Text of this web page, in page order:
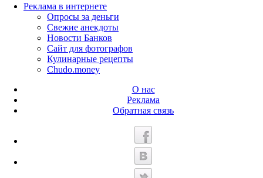
Реклама в интернете
Опросы за деньги
Свежие анекдоты
Новости Банков
Сайт для фотографов
Кулинарные рецепты
Chudo.money
О нас
Реклама
Обратная связь